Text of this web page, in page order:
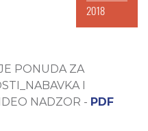
2018
PONUDA ZA
I
NADZOR - PDF